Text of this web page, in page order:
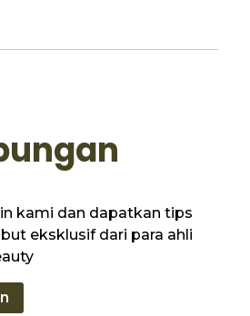
kami dan dapatkan tips
eksklusif dari para ahli